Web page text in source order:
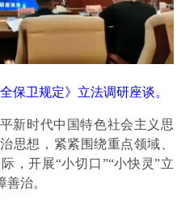
保卫规定》立法调研座谈。
新时代中国特色社会主义思
思想，紧紧围绕重点领域、
，开展“小切口”“小快灵”立
治。